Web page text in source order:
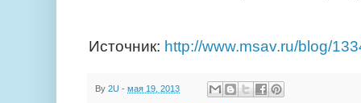
Источник: http://www.msav.ru/blog/
By 2U - мая 19, 2013